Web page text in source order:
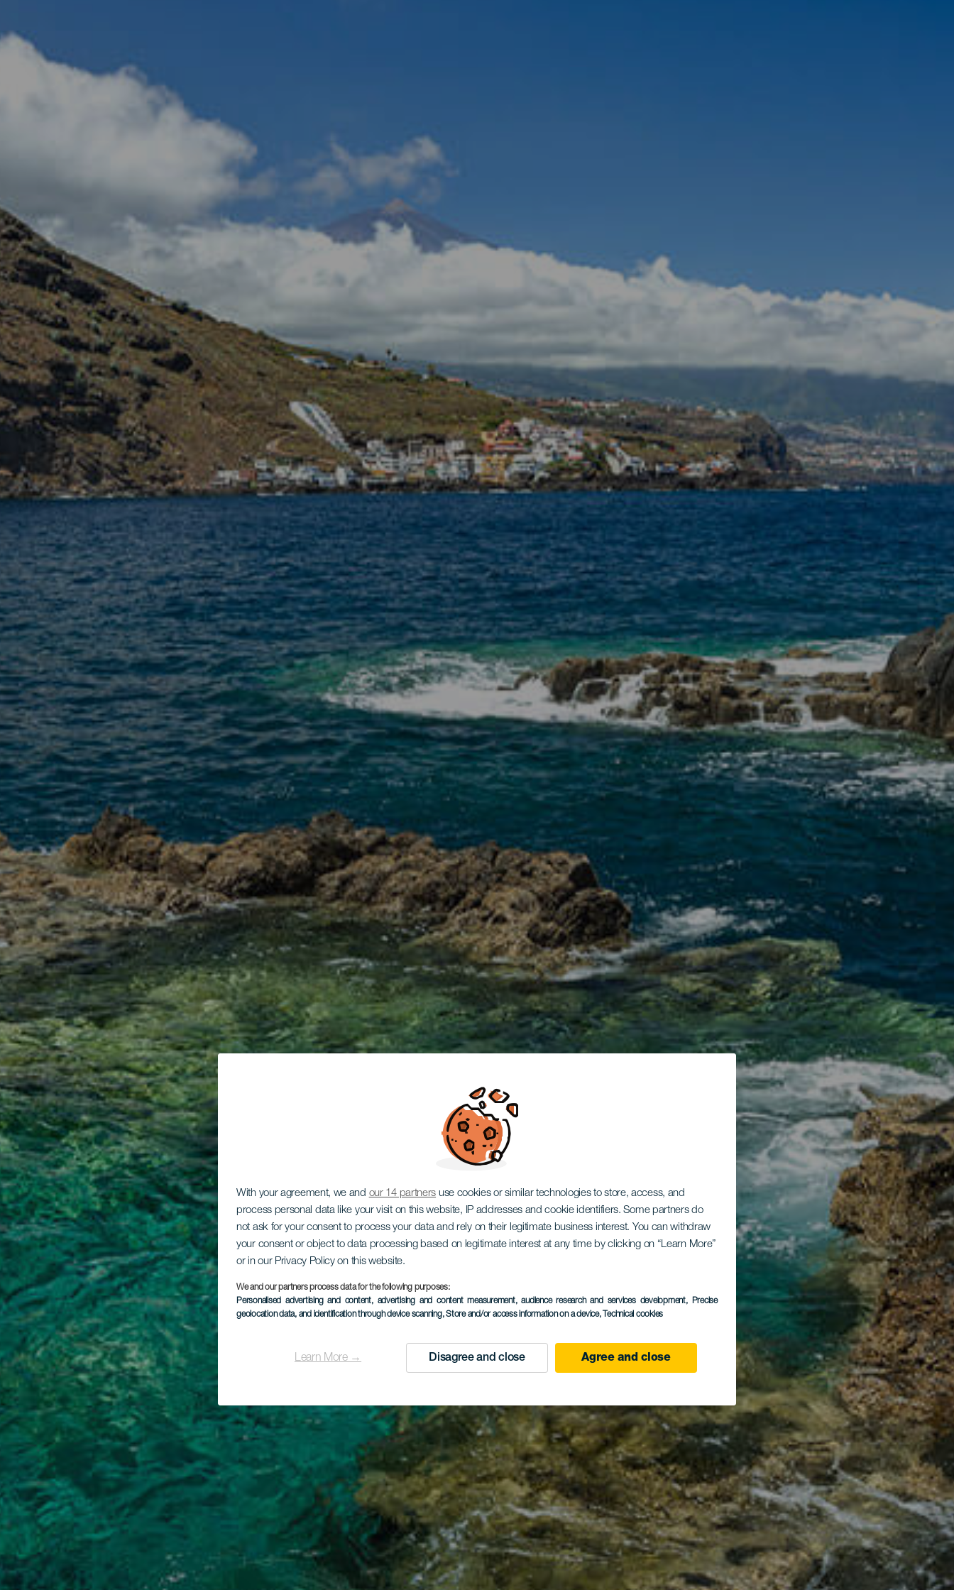
With your agreement, we and our 14 partners use cookies or similar technologies to store, access, and
process personal data like your visit on this website, IP addresses and cookie identifiers. Some partners do
not ask for your consent to process your data and rely on their legitimate business interest. You can withdraw
your consent or object to data processing based on legitimate interest at any time by clicking on “Learn More”
or in our Privacy Policy on this website.
We and our partners process data for the following purposes:
Personalised advertising and content, advertising and content measurement, audience research and services development, Precise
geolocation data, and identification through device scanning, Store and/or access information on a device, Technical cookies
Learn More → Disagree and close Agree and close